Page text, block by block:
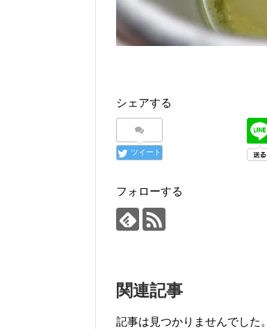
シェアする
ツイート
フォローする
関連記事
記事は見つかりませんでした。